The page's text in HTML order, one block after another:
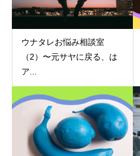
ウナタレお悩み相談室
（2）〜元サヤに戻る、は
ア...